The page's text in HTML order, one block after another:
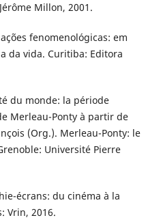
Millon, 2001.
fenomenológicas: em
da vida. Curitiba: Editora
du monde: la période
Merleau-Ponty à partir de
(Org.). Merleau-Ponty: le
Université Pierre
écrans: du cinéma à la
Vrin, 2016.